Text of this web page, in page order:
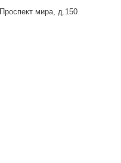
Проспект мира, д.150